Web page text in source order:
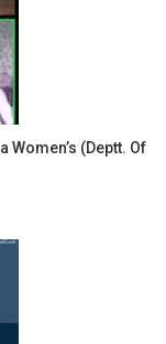
Women’s (Deptt. Of